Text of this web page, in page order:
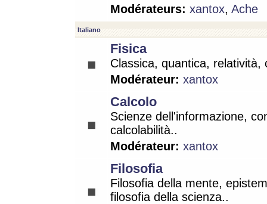
Modérateurs: xantox, Ache
Italiano
Fisica
Classica, quantica, relatività,
Modérateur: xantox
Calcolo
Scienze dell'informazione,
calcolabilità..
Modérateur: xantox
Filosofia
Filosofia della mente,
filosofia della scienza..